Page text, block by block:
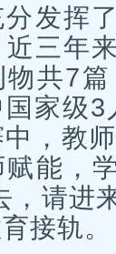
发挥
三年
物共7
家级
，教
能，
，请进
接轨。